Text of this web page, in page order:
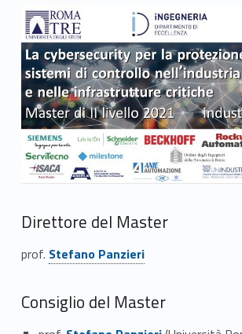
C
o
n
t
a
t
t
i
e
D
Direttore del Master
prof. Link identifier #identifier__2802-1
Stefano Panzieri
Consiglio del Master
Link identifier #identifier__199837-2